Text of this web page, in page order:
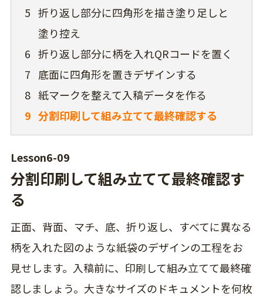
5 折り返し部分に四角形を描き塗り足しと
塗り控え
6 折り返し部分に柄を入れQRコードを置く
7 底面に四角形を置きデザインする
8 紙マークを整えて入稿データを作る
9 分割印刷して組み立てて最終確認する
Lesson6-09
分割印刷して組み立てて最終確認す
る
正面、背面、マチ、底、折り返し、すべてに異なる
柄を入れた図のような紙袋のデザインの工程をお
見せします。入稿前に、印刷して組み立てて最終確
認しましょう。大きなサイズのドキュメントを何枚